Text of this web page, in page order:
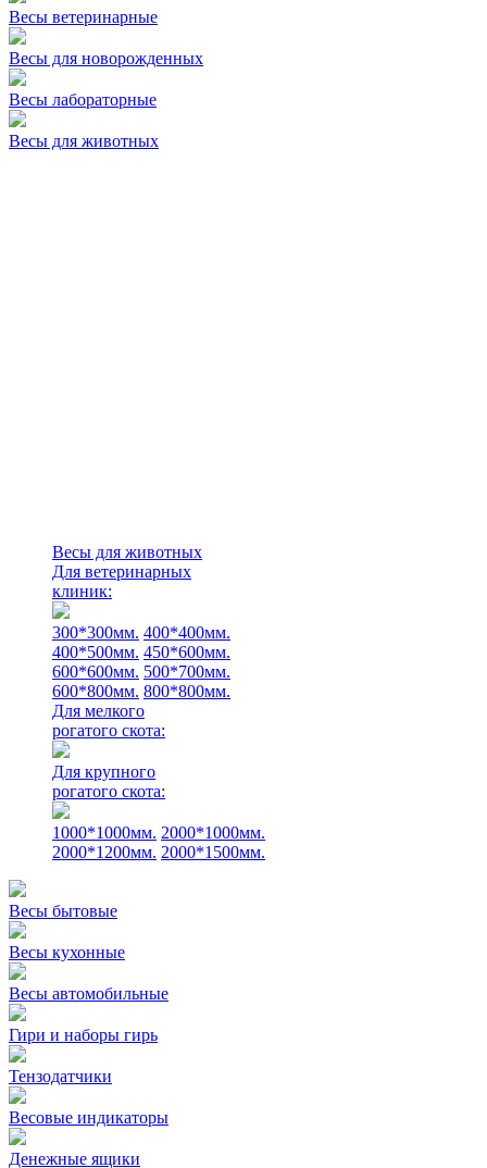
Весы ветеринарные
Весы для новорожденных
Весы лабораторные
Весы для животных
Весы для животных
Для ветеринарных
клиник:
300*300мм. 400*400мм.
400*500мм. 450*600мм.
600*600мм. 500*700мм.
600*800мм. 800*800мм.
Для мелкого
рогатого скота:
Для крупного
рогатого скота:
1000*1000мм. 2000*1000мм.
2000*1200мм. 2000*1500мм.
Весы бытовые
Весы кухонные
Весы автомобильные
Гири и наборы гирь
Тензодатчики
Весовые индикаторы
Денежные ящики